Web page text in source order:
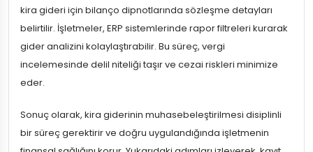
kira gideri için bilanço dipnotlarında sözleşme detayları
belirtilir. İşletmeler, ERP sistemlerinde rapor filtreleri kurarak
gider analizini kolaylaştırabilir. Bu süreç, vergi
incelemesinde delil niteliği taşır ve cezai riskleri minimize
eder.
Sonuç olarak, kira giderinin muhasebeleştirilmesi disiplinli
bir süreç gerektirir ve doğru uygulandığında işletmenin